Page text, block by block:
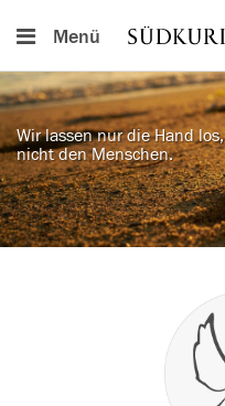
Menü
Wir lassen nur die Hand los,
nicht den Menschen.